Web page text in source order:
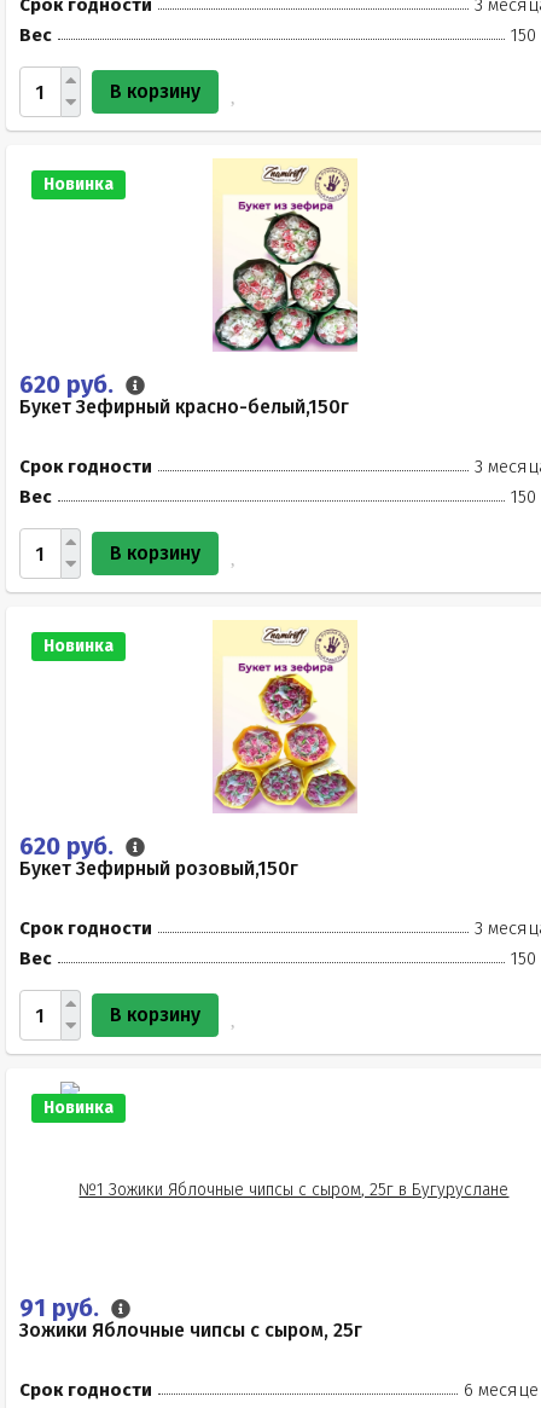
Срок годности
3
Вес
150
В корзину
Новинка
620 руб.
Букет Зефирный красно-белый,150г
Срок годности
3
Вес
150
В корзину
Новинка
620 руб.
Букет Зефирный розовый,150г
Срок годности
3
Вес
150
В корзину
Новинка
91 руб.
Зожики Яблочные чипсы с сыром, 25г
Срок годности
6